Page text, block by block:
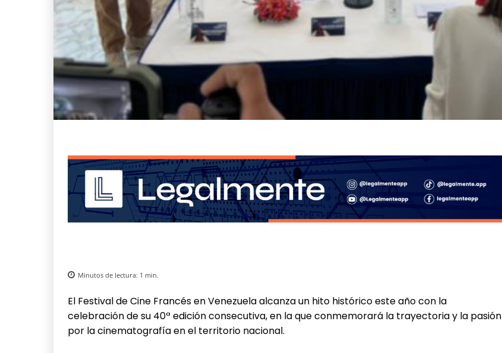
Minutos de lectura: 1 min.
El Festival de Cine Francés en Venezuela alcanza un hito histórico este año con la
celebración de su 40ª edición consecutiva, en la que conmemorará la trayectoria y la pasión
por la cinematografía en el territorio nacional.